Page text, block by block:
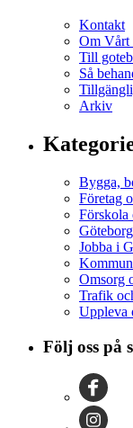
Kontakt
Om Vårt
Till
Så
Arkiv
Bygga,
Företag
Förskola
Jobba i
Omsorg
Trafik
Uppleva
Följ oss på